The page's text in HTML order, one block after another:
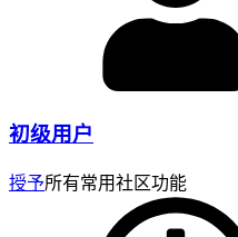
初级用户
授予所有常用社区功能